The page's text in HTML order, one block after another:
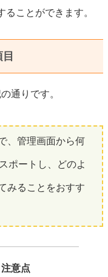
ことができます。
通りです。
、管理画面から何
ポートし、どのよ
みることをおすす
注意点